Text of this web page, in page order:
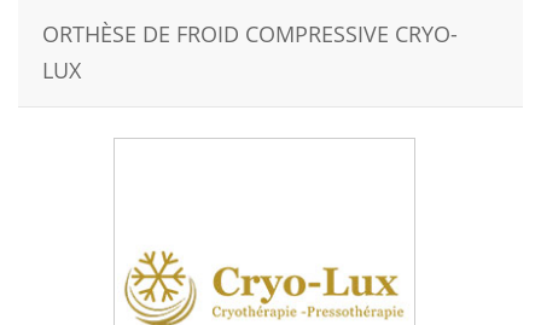
ORTHÈSE DE FROID COMPRESSIVE CRYO-
LUX